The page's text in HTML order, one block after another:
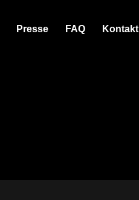
Presse FAQ Kontakt